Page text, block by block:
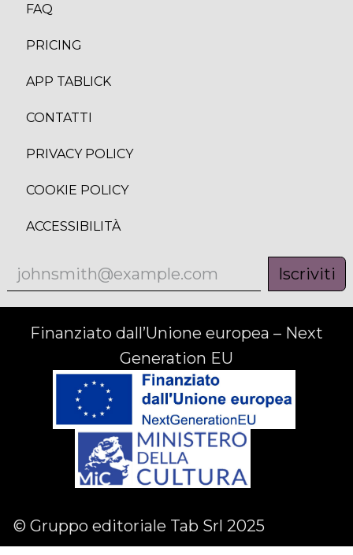
FAQ
PRICING
APP TABLICK
CONTATTI
PRIVACY POLICY
COOKIE POLICY
ACCESSIBILITÀ
Iscriviti
Finanziato dall’Unione europea – Next
Generation EU
© Gruppo editoriale Tab Srl 2025